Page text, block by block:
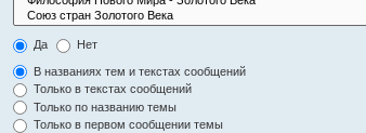
Да Нет
В названиях тем и текстах сообщений
Только в текстах сообщений
Только по названию темы
Только в первом сообщении темы